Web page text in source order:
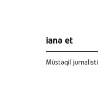
ianə et
Müstəqil